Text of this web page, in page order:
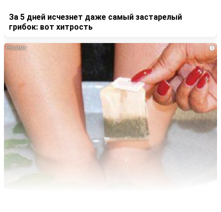
За 5 дней исчезнет даже самый застарелый
грибок: вот хитрость
i